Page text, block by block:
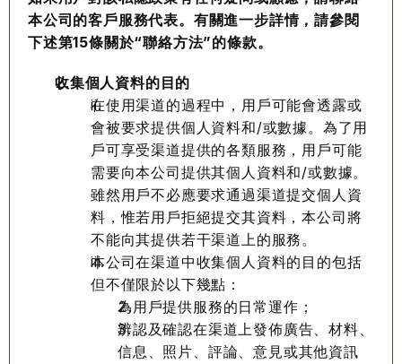
本公司的客戶服務代表。有關進一步詳情，請參閱
下述第15條關於“聯絡方法”的條款。
收集個人資料的目的
在使用渠道的過程中，用戶可能會透露或
會被要求提供個人資料和/或數據。為了用
戶可享受渠道提供的各類服務，用戶可能
需要向本公司提供其個人資料和/或數據。
雖然用戶不必應要求通過渠道提交個人資
料，惟若用戶拒絕提交其資料，本公司將
不能向其提供若干渠道上的服務。
本公司在渠道中收集個人資料的目的包括
但不僅限於以下幾點：
為用戶提供服務的日常運作；
辨認及確認在渠道上發佈廣告、材料、
信息、照片、評論、意見或其他資訊